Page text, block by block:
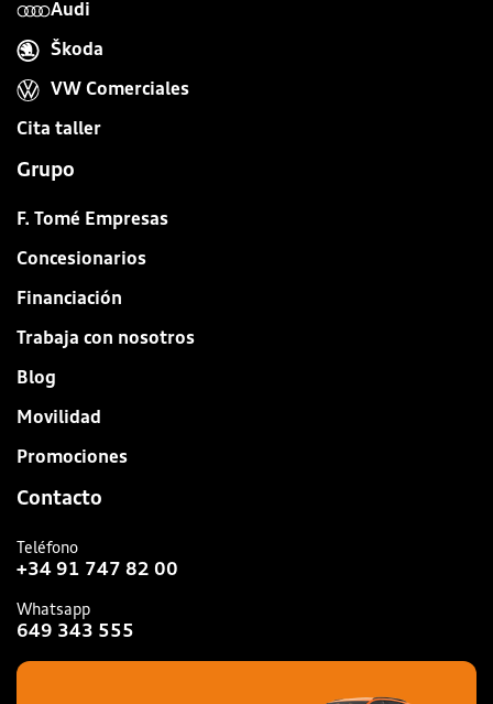
Audi
Škoda
VW Comerciales
Cita taller
Grupo
F. Tomé Empresas
Concesionarios
Financiación
Trabaja con nosotros
Blog
Movilidad
Promociones
Contacto
Teléfono
+34 91 747 82 00
Whatsapp
649 343 555